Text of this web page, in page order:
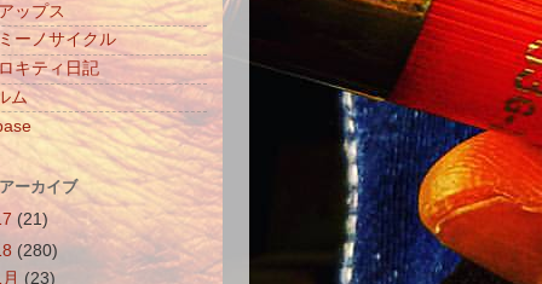
ップス
ーノサイクル
キティ日記
ム
ーカイブ
(21)
(280)
(23)